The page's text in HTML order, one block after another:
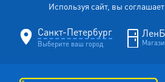
Используя сайт, вы
Санкт-Петербург
Выберите ваш город